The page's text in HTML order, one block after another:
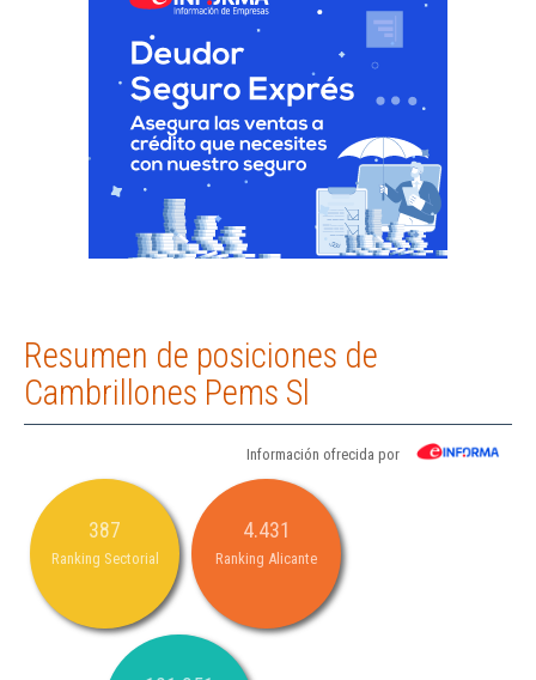
Resumen de posiciones de
Cambrillones Pems Sl
Información ofrecida por
387
Ranking Sectorial
4.431
Ranking Alicante